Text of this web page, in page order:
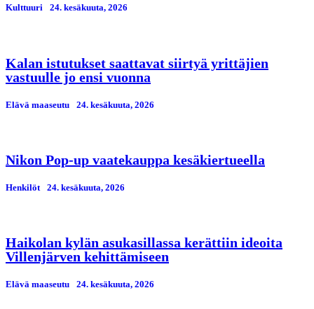
Kulttuuri 24. kesäkuuta, 2026
Kalan istutukset saattavat siirtyä yrittäjien
vastuulle jo ensi vuonna
Elävä maaseutu 24. kesäkuuta, 2026
Nikon Pop-up vaatekauppa kesäkiertueella
Henkilöt 24. kesäkuuta, 2026
Haikolan kylän asukasillassa kerättiin ideoita
Villenjärven kehittämiseen
Elävä maaseutu 24. kesäkuuta, 2026